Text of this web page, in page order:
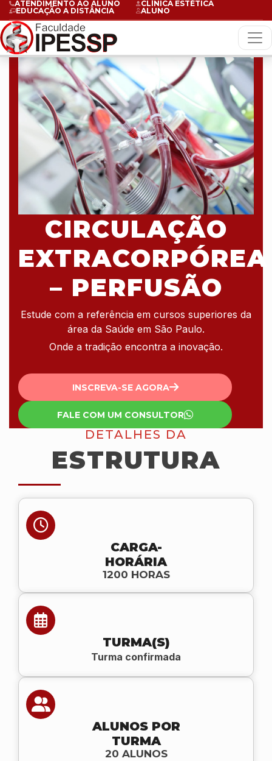
ATENDIMENTO AO ALUNO
CLÍNICA ESTÉTICA
EDUCAÇÃO A DISTÂNCIA
ALUNO
CIRCULAÇÃO
EXTRACORPÓREA
– PERFUSÃO
Estude com a referência em cursos superiores da
área da Saúde em São Paulo.
Onde a tradição encontra a inovação.
INSCREVA-SE AGORA
FALE COM UM CONSULTOR
DETALHES DA
ESTRUTURA
CARGA-
HORÁRIA
1200 HORAS
TURMA(S)
Turma confirmada
ALUNOS POR
TURMA
20 ALUNOS